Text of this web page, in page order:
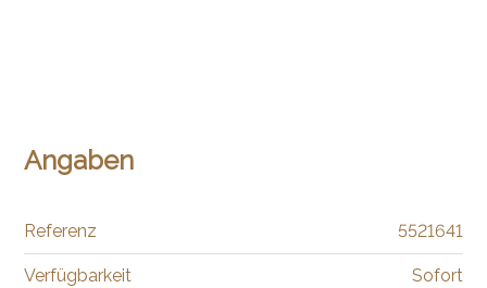
Angaben
Referenz 5521641
Verfügbarkeit Sofort